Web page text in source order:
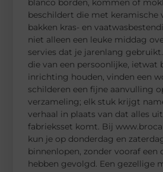
blanco borden, kommen of
beschildert die met keramische
bakken kras- en
niet alleen een leuke middag
servies dat je jarenlang
die van een persoonlijke, ietwat
inrichting houden, vinden een
schilderen een fijne aanvulling
verzameling; elk stuk krijgt
verhaal in plaats van dat alles
fabrieksset komt. Bij
kun je op donderdag en
binnenlopen, zonder vooraf een
hebben gevolgd. Een gezellige